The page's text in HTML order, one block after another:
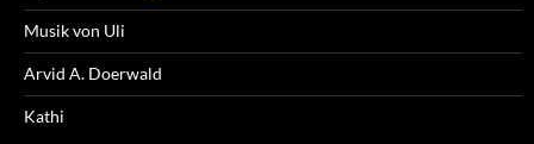
Musik von Uli
Arvid A. Doerwald
Kathi